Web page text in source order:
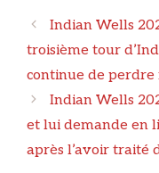
Navigation
des
articles
Indian Wells
troisième tour
continue de perdre
Indian Wells
et lui demande en
après l’avoir traité